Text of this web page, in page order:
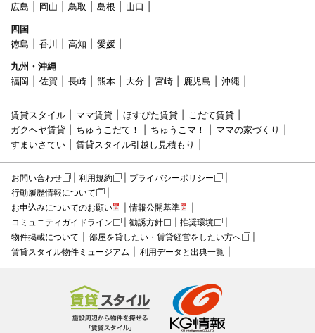
広島
岡山 鳥取 島根
山口
四国
徳島
香川 高知
愛媛
九州・沖縄
福岡
佐賀 長崎 熊本 大分 宮崎 鹿児島 沖縄
賃貸スタイル ママ賃貸 ほすぴた賃貸
こだて賃貸
ガクヘヤ賃貸
ちゅうこだて！ ちゅうこマ！
ママの家づくり
すまいさてい
賃貸スタイル引越し見積もり
お問い合わせ 利用規約
プライバシーポリシー
行動履歴情報について
お申込みについてのお願い
情報公開基準
コミュニティガイドライン
勧誘方針
推奨環境
物件掲載について
部屋を貸したい・賃貸経営をしたい方へ
賃貸スタイル物件ミュージアム
利用データと出典一覧